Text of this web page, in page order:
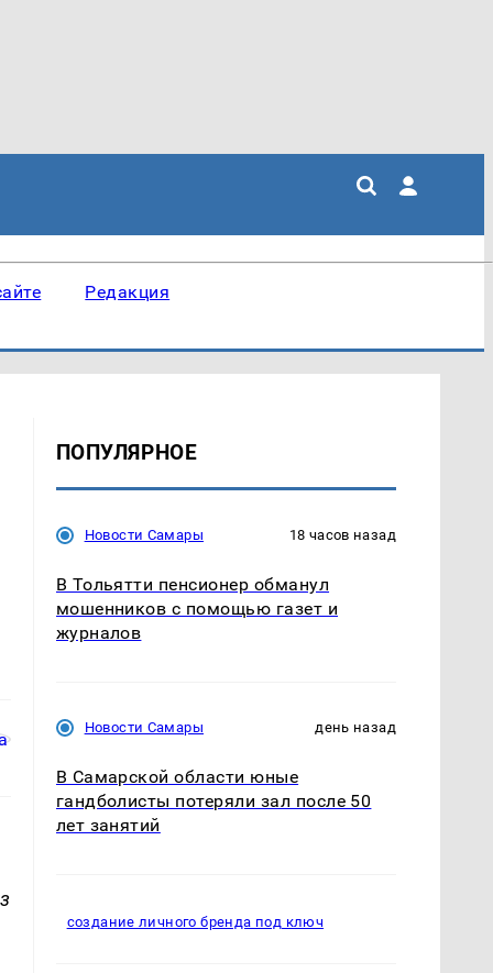
Редакция
ПОПУЛЯРНОЕ
Новости Самары 18 часов назад
В Тольятти пенсионер обманул
мошенников с помощью газет и
журналов
Новости Самары день назад
В Самарской области юные
гандболисты потеряли зал после 50
лет занятий
создание личного бренда под ключ